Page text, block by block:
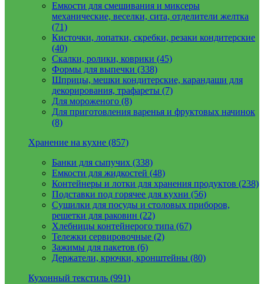
Емкости для смешивания и миксеры
механические, веселки, сита, отделители желтка
(71)
Кисточки, лопатки, скребки, резаки кондитерские
(40)
Скалки, ролики, коврики (45)
Формы для выпечки (338)
Шприцы, мешки кондитерские, карандаши для
декорирования, трафареты (7)
Для мороженого (8)
Для приготовления варенья и фруктовых начинок
(8)
Хранение на кухне (857)
Банки для сыпучих (338)
Емкости для жидкостей (48)
Контейнеры и лотки для хранения продуктов (238)
Подставки под горячее для кухни (56)
Сушилки для посуды и столовых приборов,
решетки для раковин (22)
Хлебницы контейнерого типа (67)
Тележки сервировочные (2)
Зажимы для пакетов (6)
Держатели, крючки, кронштейны (80)
Кухонный текстиль (991)